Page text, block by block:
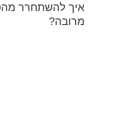
איך להשתחרר
מרובה?